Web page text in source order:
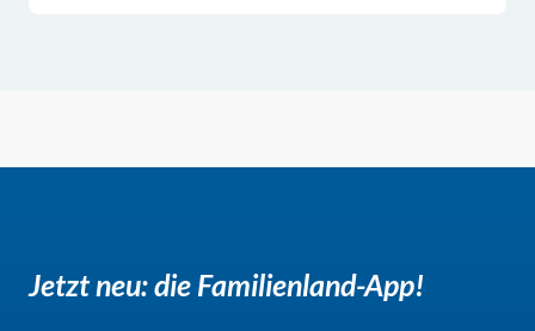
Jetzt neu: die Familienland-App!